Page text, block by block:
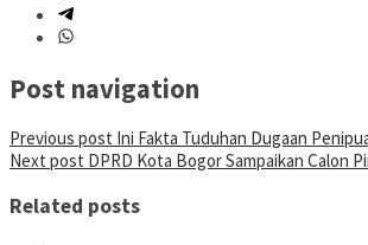
Post navigation
Previous post Ini Fakta Tuduhan Dugaan
Next post DPRD Kota Bogor Sampaikan Calon
Related posts